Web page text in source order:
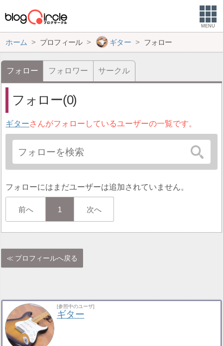
MENU
ホーム プロフィール ギター フォロー
フォロー フォロワー サークル
フォロー(0)
ギターさんがフォローしているユーザーの一覧です。
フォローにはまだユーザーは追加されていません。
前へ 1 次へ
プロフィールへ戻る
[参照中のユーザ]
ギター